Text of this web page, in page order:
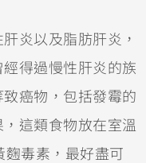
炎以及脂肪肝炎，
得過慢性肝炎的族
癌物，包括發霉的
這類食物放在室溫
麴毒素，最好盡可